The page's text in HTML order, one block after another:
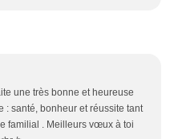
une très bonne et heureuse
: santé, bonheur et réussite tant
familial . Meilleurs vœux à toi